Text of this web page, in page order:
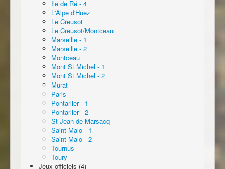
Ile de Ré - 4
L'Alpe d'Huez
Le Creusot
Le Creusot/Montceau
Marseille - 1
Marseille - 2
Montceau
Mont St Michel - 1
Mont St Michel - 2
Murat
Paris
Pontarlier - 1
Pontarlier - 2
St Jean de Marsacq
Saint Malo - 1
Saint Malo - 2
Tournus
Toury
Jeux officiels (4)